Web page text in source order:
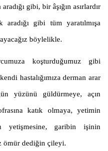
gibi, bir âşığın asırlardır
gibi tüm yaratılmışa
böylelikle.
koşturduğumuz gibi
hastalığımıza derman arar
yüzünü güldürmeye, açın
katık olmaya, yetimin
yetişmesine, garibin işinin
ömür dediğin çileyi.